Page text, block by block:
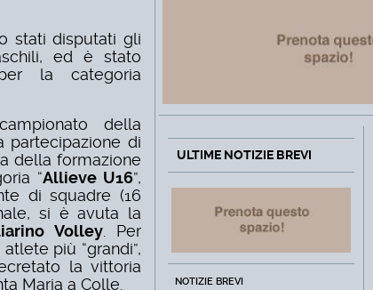
stati disputati gli
ed è stato
la categoria
della
partecipazione di
della formazione
“Allieve U16”,
di squadre (16
si è avuta la
Volley. Per
più “grandi”,
la vittoria
Maria a Colle.
ULTIME NOTIZIE BREVI
NOTIZIE BREVI